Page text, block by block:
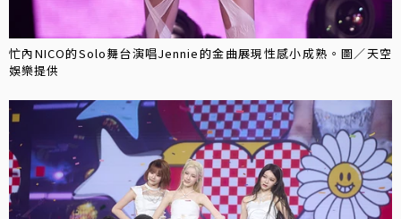
忙內NICO的Solo舞台演唱Jennie的金曲展現性感小成熟。圖／天空
娛樂提供